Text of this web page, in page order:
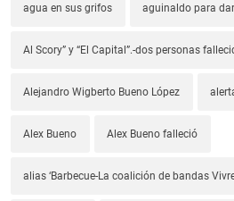
agua en sus grifos aguinaldo para
Al Scory” y “El Capital”.-dos personas
Alejandro Wigberto Bueno López
Alex Bueno Alex Bueno falleció
alias ‘Barbecue-La coalición de bandas